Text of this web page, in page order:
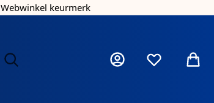
Webwinkel keurmerk
Mijn accountVerlanglijst